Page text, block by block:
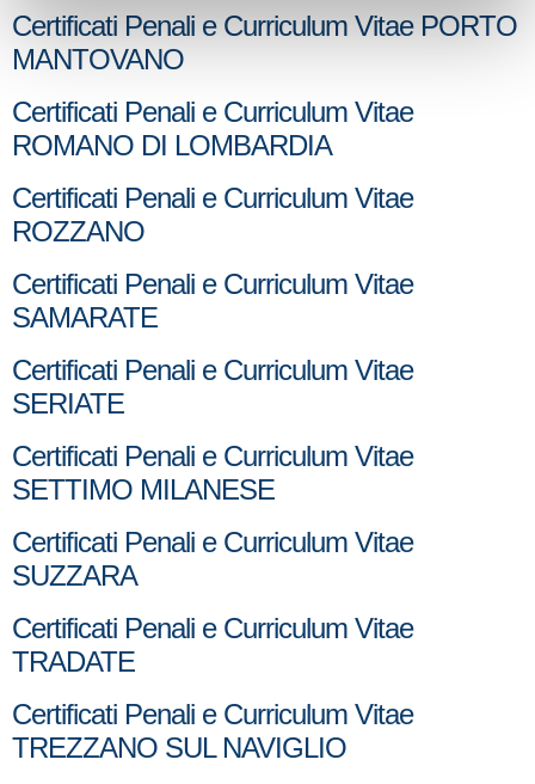
Certificati Penali e Curriculum Vitae PORTO
MANTOVANO
Certificati Penali e Curriculum Vitae
ROMANO DI LOMBARDIA
Certificati Penali e Curriculum Vitae
ROZZANO
Certificati Penali e Curriculum Vitae
SAMARATE
Certificati Penali e Curriculum Vitae
SERIATE
Certificati Penali e Curriculum Vitae
SETTIMO MILANESE
Certificati Penali e Curriculum Vitae
SUZZARA
Certificati Penali e Curriculum Vitae
TRADATE
Certificati Penali e Curriculum Vitae
TREZZANO SUL NAVIGLIO